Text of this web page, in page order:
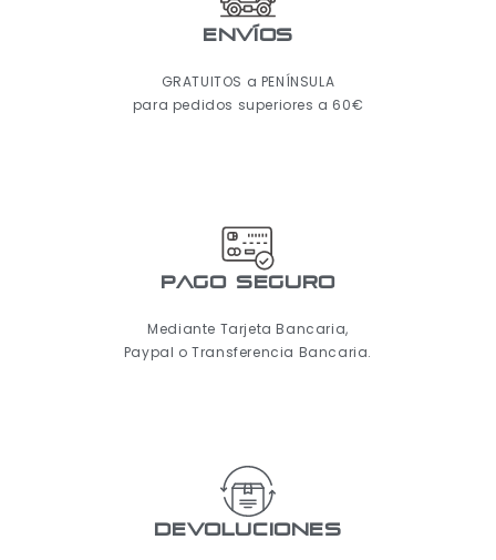
ENVÍOS
GRATUITOS a PENÍNSULA
para pedidos superiores a 60€
pago seguro
Mediante Tarjeta Bancaria,
Paypal o Transferencia Bancaria.
Devoluciones